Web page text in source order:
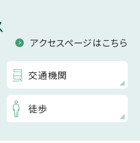
アクセスページはこちら
交通機関
徒歩